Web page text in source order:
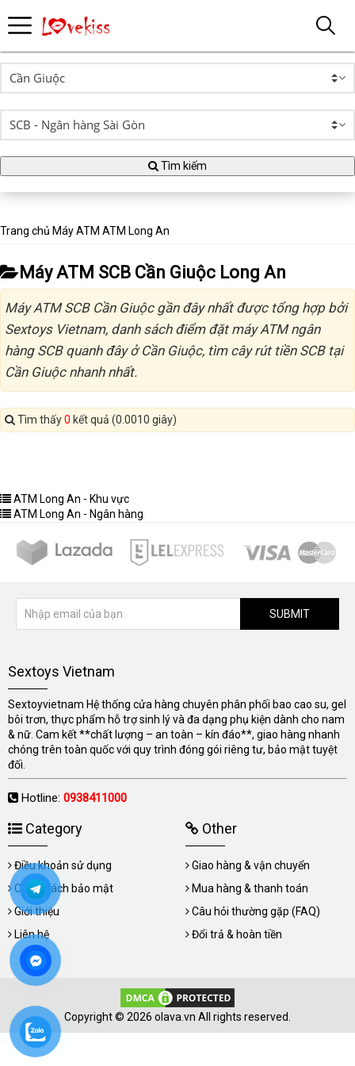
Tìm kiếm
Trang chủ Máy ATM ATM Long An
Máy ATM SCB Cần Giuộc Long An
Máy ATM SCB Cần Giuộc gần đây nhất được tổng hợp bởi
Sextoys Vietnam, danh sách điểm đặt máy ATM ngân
hàng SCB quanh đây ở Cần Giuộc, tìm cây rút tiền SCB tại
Cần Giuộc nhanh nhất.
Tìm thấy0 kết quả (0.0010 giây)
ATM Long An - Khu vực
ATM Long An - Ngân hàng
SUBMIT
Sextoys Vietnam
Sextoyvietnam Hệ thống cửa hàng chuyên phân phối bao cao su, gel
bôi trơn, thực phẩm hỗ trợ sinh lý và đa dạng phụ kiện dành cho nam
& nữ. Cam kết **chất lượng – an toàn – kín đáo**, giao hàng nhanh
chóng trên toàn quốc với quy trình đóng gói riêng tư, bảo mật tuyệt
đối.
Hotline: 0938411000
Category
Điều khoản sử dụng
Chính sách bảo mật
Giới thiệu
Liên hệ
Other
Giao hàng & vận chuyển
Mua hàng & thanh toán
Câu hỏi thường gặp (FAQ)
Đổi trả & hoàn tiền
Copyright © 2026 olava.vn All rights reserved.